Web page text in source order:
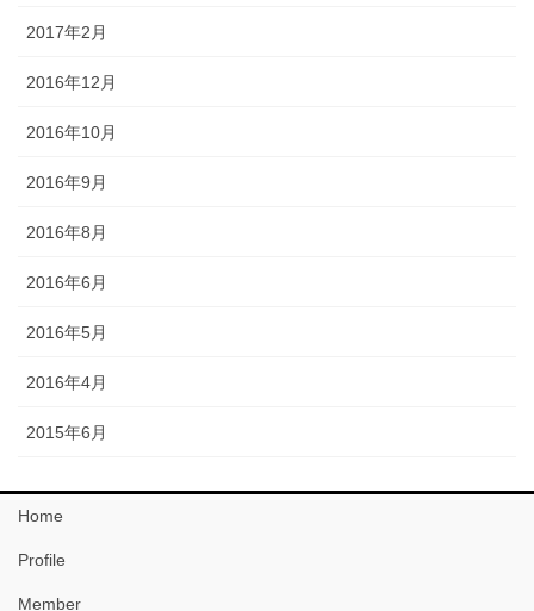
2017年2月
2016年12月
2016年10月
2016年9月
2016年8月
2016年6月
2016年5月
2016年4月
2015年6月
Home
Profile
Member